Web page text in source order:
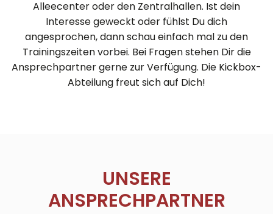
Alleecenter oder den Zentralhallen. Ist dein
Interesse geweckt oder fühlst Du dich
angesprochen, dann schau einfach mal zu den
Trainingszeiten vorbei. Bei Fragen stehen Dir die
Ansprechpartner gerne zur Verfügung. Die Kickbox-
Abteilung freut sich auf Dich!
UNSERE
ANSPRECHPARTNER